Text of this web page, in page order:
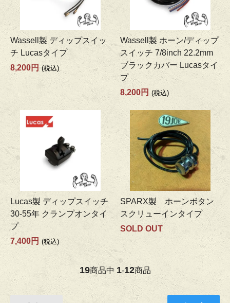
Wassell製 ディップスイッ
チ Lucasタイプ
8,200円 (税込)
Wassell製 ホーン/ディップ
スイッチ 7/8inch 22.2mm
ブラックカバー Lucasタイ
プ
8,200円 (税込)
Lucas製 ディップスイッチ
30-55年 クランプオンタイ
プ
7,400円 (税込)
SPARX製 ホーンボタン
スクリューインタイプ
SOLD OUT
19商品中 1-12商品